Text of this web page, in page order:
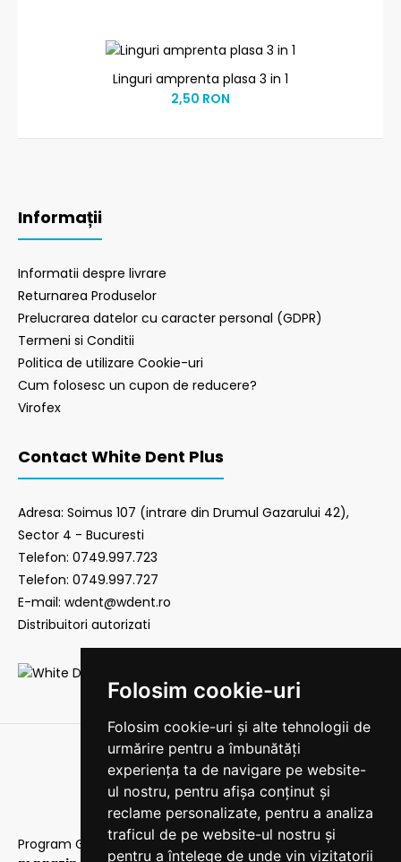
Folosim cookie-uri
Folosim cookie-uri și alte tehnologii de
urmărire pentru a îmbunătăți
experiența ta de navigare pe website-
ul nostru, pentru afișa conținut și
reclame personalizate, pentru a analiza
traficul de pe website-ul nostru și
pentru a înțelege de unde vin vizitatorii
Linguri amprenta plasa 3 in 1
2,50 RON
Informații
Informatii despre livrare
Returnarea Produselor
Prelucrarea datelor cu caracter personal (GDPR)
Termeni si Conditii
Politica de utilizare Cookie-uri
Cum folosesc un cupon de reducere?
Virofex
Contact White Dent Plus
Adresa: Soimus 107 (intrare din Drumul Gazarului 42),
Sector 4 - Bucuresti
Telefon: 0749.997.723
Telefon: 0749.997.727
E-mail: wdent@wdent.ro
Distribuitori autorizati
Program Gestiune|Protectia consumatorului| Acest